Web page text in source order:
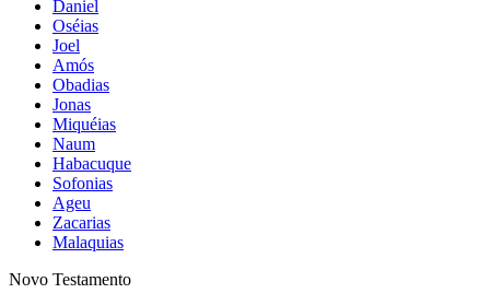
Daniel
Oséias
Joel
Amós
Obadias
Jonas
Miquéias
Naum
Habacuque
Sofonias
Ageu
Zacarias
Malaquias
Novo Testamento